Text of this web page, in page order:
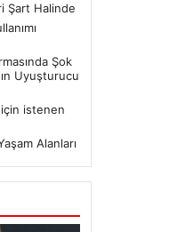
Şart Halinde
Şok
Uyuşturucu
için istenen
Alanları